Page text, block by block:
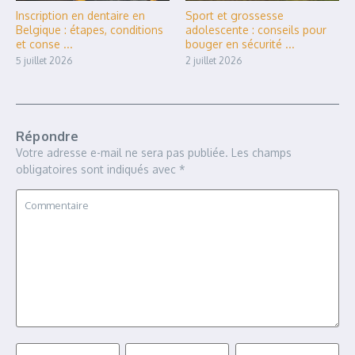
Inscription en dentaire en
Belgique : étapes, conditions
et conse ...
5 juillet 2026
Sport et grossesse
adolescente : conseils pour
bouger en sécurité ...
2 juillet 2026
Répondre
Votre adresse e-mail ne sera pas publiée. Les champs
obligatoires sont indiqués avec *